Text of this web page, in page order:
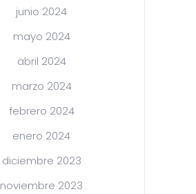
junio 2024
mayo 2024
abril 2024
marzo 2024
febrero 2024
enero 2024
diciembre 2023
noviembre 2023